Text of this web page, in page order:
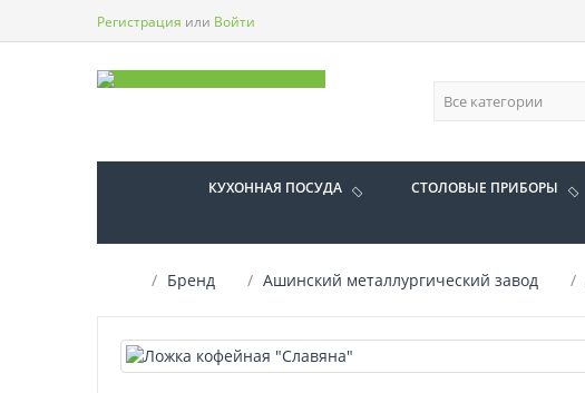
Регистрация или Войти
КУХОННАЯ ПОСУДА СТОЛОВЫЕ ПРИБОРЫ
Бренд Ашинский металлургический завод